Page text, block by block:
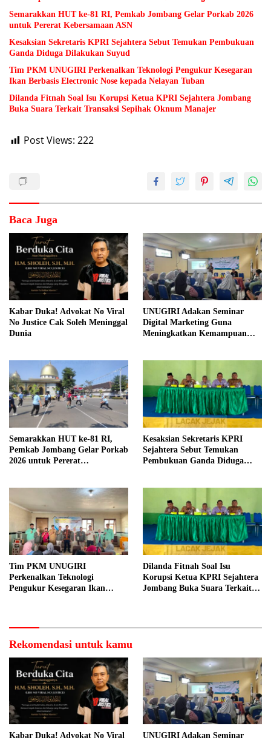
Semarakkan HUT ke-81 RI, Pemkab Jombang Gelar Porkab 2026
untuk Pererat Kebersamaan ASN
Kesaksian Sekretaris KPRI Sejahtera Sebut Temukan Pembukuan
Ganda Diduga Dilakukan Suyud
Tim PKM UNUGIRI Perkenalkan Teknologi Pengukur Kesegaran
Ikan Berbasis Electronic Nose kepada Nelayan Tuban
Dilanda Fitnah Soal Isu Korupsi Ketua KPRI Sejahtera Jombang
Buka Suara Terkait Transaksi Sepihak Oknum Manajer
Post Views: 222
Baca Juga
Kabar Duka! Advokat No Viral
No Justice Cak Soleh Meninggal
Dunia
UNUGIRI Adakan Seminar
Digital Marketing Guna
Meningkatkan Kemampuan
Semarakkan HUT ke-81 RI,
Pemkab Jombang Gelar Porkab
2026 untuk Pererat
Kesaksian Sekretaris KPRI
Sejahtera Sebut Temukan
Pembukuan Ganda Diduga
Tim PKM UNUGIRI
Perkenalkan Teknologi
Pengukur Kesegaran Ikan
Dilanda Fitnah Soal Isu
Korupsi Ketua KPRI Sejahtera
Jombang Buka Suara Terkait
Rekomendasi untuk kamu
Kabar Duka! Advokat No Viral
UNUGIRI Adakan Seminar